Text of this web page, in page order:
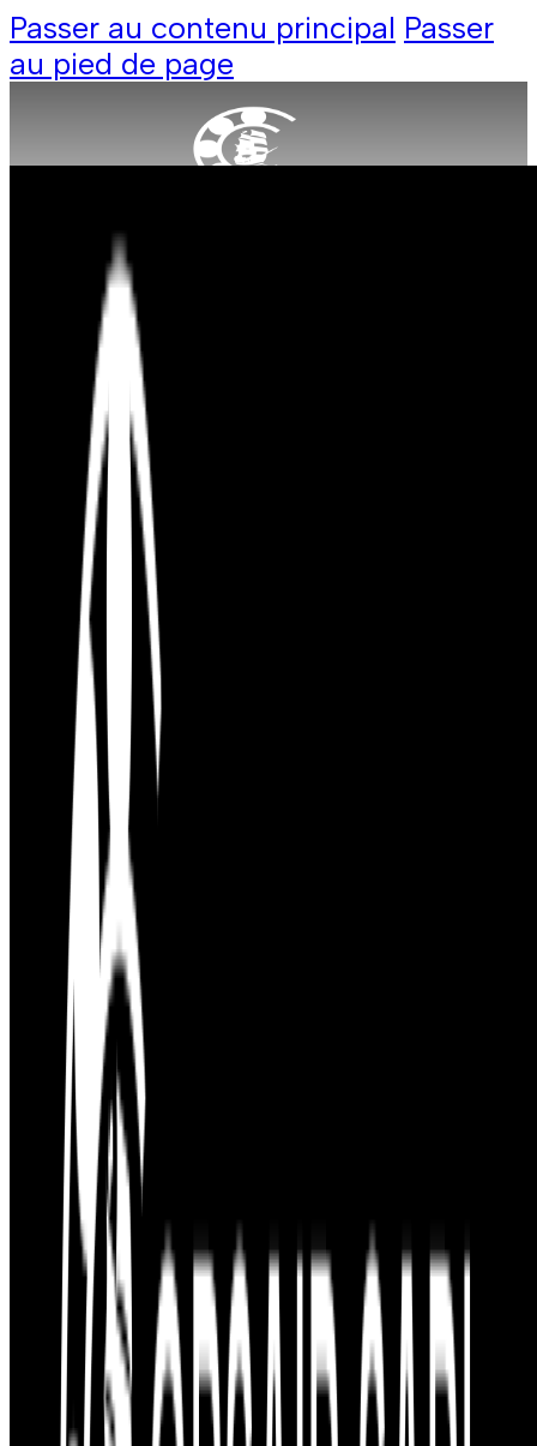
Passer au contenu principal Passer
au pied de page